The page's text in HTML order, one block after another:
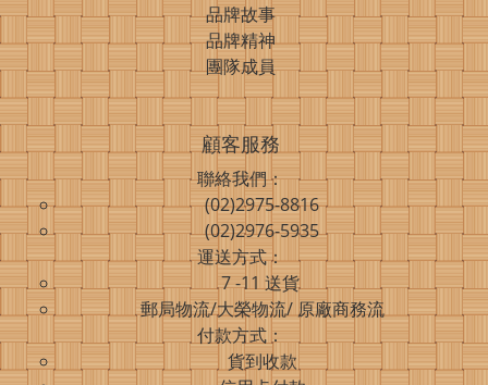
品牌故事
品牌精神
團隊成員
顧客服務
聯絡我們：
(02)2975-8816
(02)2976-5935
運送方式：
7 -11 送貨
郵局物流/大榮物流/ 原廠商務流
付款方式：
貨到收款